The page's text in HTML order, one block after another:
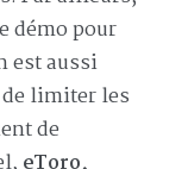
démo pour
est aussi
limiter les
de